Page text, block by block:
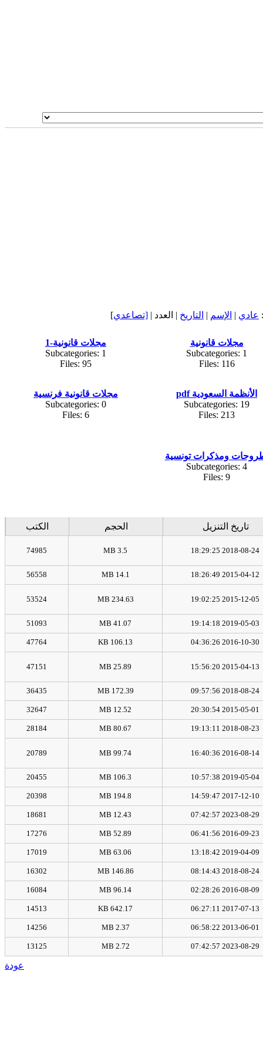
عادي | الإسم | التاريخ | العدد | [تصاعدي]
مجلات قانونية
Subcategories: 1
Files: 116
مجلات قانونية-1
Subcategories: 1
Files: 95
الأنظمة السعودية pdf
Subcategories: 19
Files: 213
مجلات قانونية فرنسية
Subcategories: 0
Files: 6
ومذكرات تونسية
Subcategories: 4
Files: 9
تاريخ التنزيل الحجم الكتب
2018-08-24 18:29:25
3.5 MB
74985
2015-04-12 18:26:49
14.1 MB
56558
2015-12-05 19:02:25
234.63 MB
53524
2019-05-03 19:14:18
41.07 MB
51093
2016-10-30 04:36:26
106.13 KB
47764
2015-04-13 15:56:20
25.89 MB
47151
2018-08-24 09:57:56
172.39 MB
36435
2015-05-01 20:30:54
12.52 MB
32647
2018-08-23 19:13:11
80.67 MB
28184
2016-08-14 16:40:36
99.74 MB
20789
2019-05-04 10:57:38
106.3 MB
20455
2017-12-10 14:59:47
194.8 MB
20398
2023-08-29 07:42:57
12.43 MB
18681
2016-09-23 06:41:56
52.89 MB
17276
2019-04-09 13:18:42
63.06 MB
17019
2018-08-24 08:14:43
146.86 MB
16302
2016-08-09 02:28:26
96.14 MB
16084
2017-07-13 06:27:11
642.17 KB
14513
2013-06-01 06:58:22
2.37 MB
14256
2023-08-29 07:42:57
2.72 MB
13125
عودة